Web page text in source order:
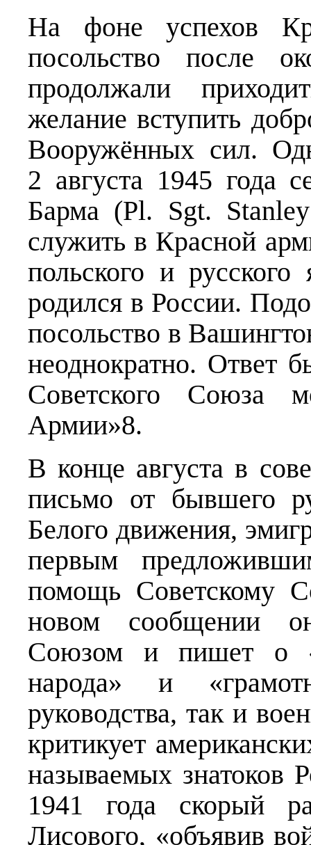
На фоне успехов
посольство после
продолжали
желание вступить
Вооружённых сил.
2 августа 1945 года
Барма (Pl. Sgt.
служить в Красной
польского и
родился в России.
посольство в
неоднократно. Ответ
Советского Союза
Армии»8.
В конце августа в
письмо от бывшего
Белого движения,
первым
помощь Советскому
новом сообщении
Союзом и пишет о
народа» и
руководства, так и
критикует
называемых знатоков
1941 года скорый
Лисового, «объявив